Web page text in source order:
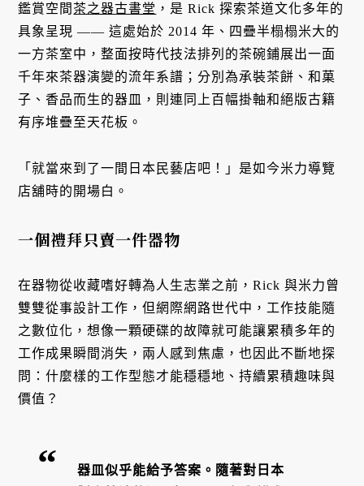
鑑賞空間茶之器古書堂 ，是 Rick 探索茶道文化多年的
具象呈現 —— 這處始於 2014 年、四疊半榻榻米大的
一方茶室中，整面按時代技法排列的茶碗鋪展出一面
千年來茶器演變的流年系譜；分別為承裝茶餅、和菓
子、香品而生的器皿，則連同上百幅掛軸和絕版古籍
有序堆疊至天花板。
「就當來到了一間日本民藝店吧！」是如今米力導覽
店舖時的開場白。
一個禮拜只賣一件器物
在器物從收藏嗜好轉為人生志業之前，Rick 與米力曾
雙雙從事設計工作，但網際網路世代中，工作技能隨
之數位化，想像一顆硬碟的故障就可能讓累積多年的
工作成果瞬間消失，兩人感到焦慮，也因此不斷地探
問：什麼樣的工作型態才能穩穩地、持續累積趣味與
價值？
器皿似乎能給予答案。隨著對日本